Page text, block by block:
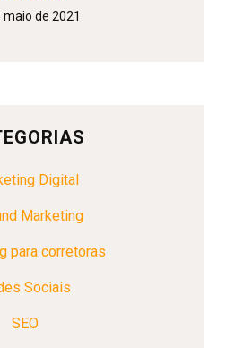
maio de 2021
Digital
Marketing
para corretoras
Sociais
SEO